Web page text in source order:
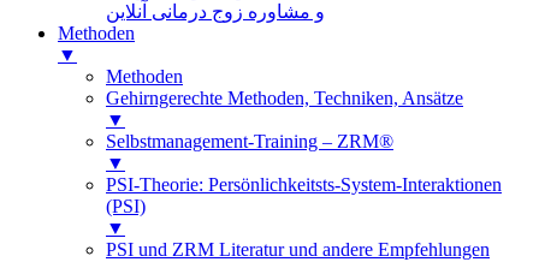
و مشاوره زوج درمانی آنلاین
Methoden
▼
Methoden
Gehirngerechte Methoden, Techniken, Ansätze
▼
Selbstmanagement-Training – ZRM®
▼
PSI-Theorie: Persönlichkeitsts-System-Interaktionen
(PSI)
▼
PSI und ZRM Literatur und andere Empfehlungen